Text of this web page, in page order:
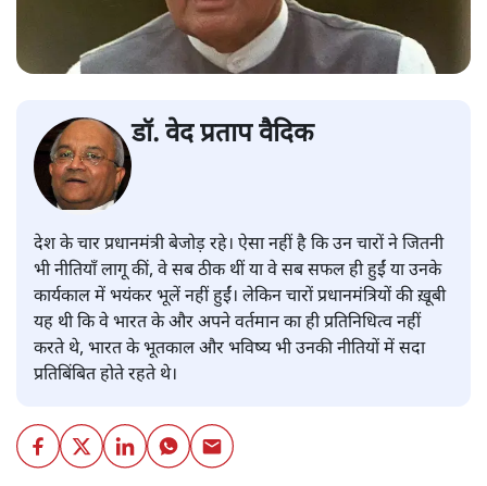
डॉ. वेद प्रताप वैदिक
देश के चार प्रधानमंत्री बेजोड़ रहे। ऐसा नहीं है कि उन चारों ने जितनी
भी नीतियाँ लागू कीं, वे सब ठीक थीं या वे सब सफल ही हुईं या उनके
कार्यकाल में भयंकर भूलें नहीं हुईं। लेकिन चारों प्रधानमंत्रियों की ख़ूबी
यह थी कि वे भारत के और अपने वर्तमान का ही प्रतिनिधित्व नहीं
करते थे, भारत के भूतकाल और भविष्य भी उनकी नीतियों में सदा
प्रतिबिंबित होते रहते थे।